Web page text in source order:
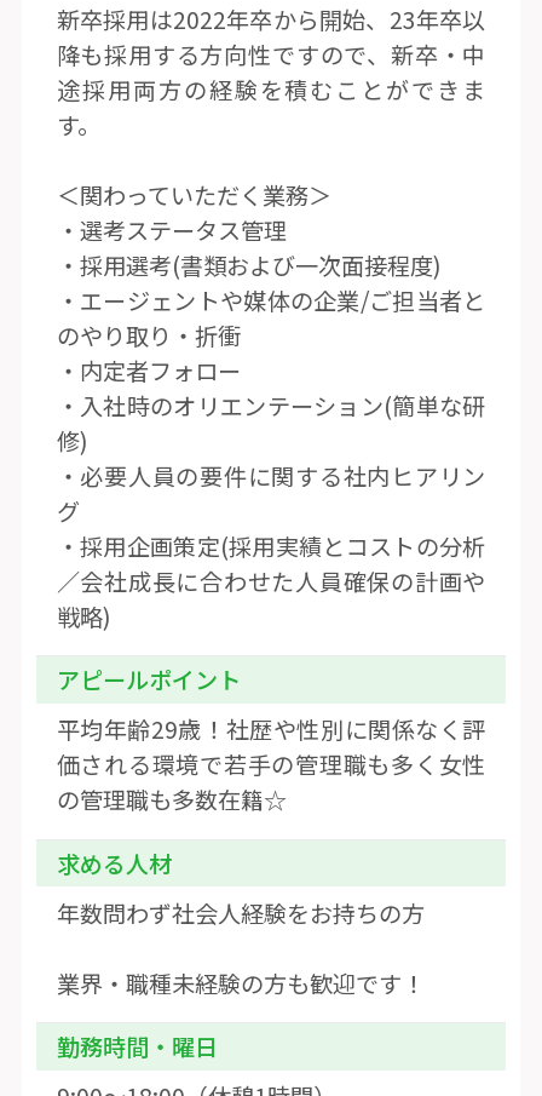
新卒採用は2022年卒から開始、23年卒以
降も採用する方向性ですので、新卒・中
途採用両方の経験を積むことができま
す。
＜関わっていただく業務＞
・選考ステータス管理
・採用選考(書類および一次面接程度)
・エージェントや媒体の企業/ご担当者と
のやり取り・折衝
・内定者フォロー
・入社時のオリエンテーション(簡単な研
修)
・必要人員の要件に関する社内ヒアリン
グ
・採用企画策定(採用実績とコストの分析
／会社成長に合わせた人員確保の計画や
戦略)
アピールポイント
平均年齢29歳！社歴や性別に関係なく評
価される環境で若手の管理職も多く女性
の管理職も多数在籍☆
求める人材
年数問わず社会人経験をお持ちの方
業界・職種未経験の方も歓迎です！
勤務時間・曜日